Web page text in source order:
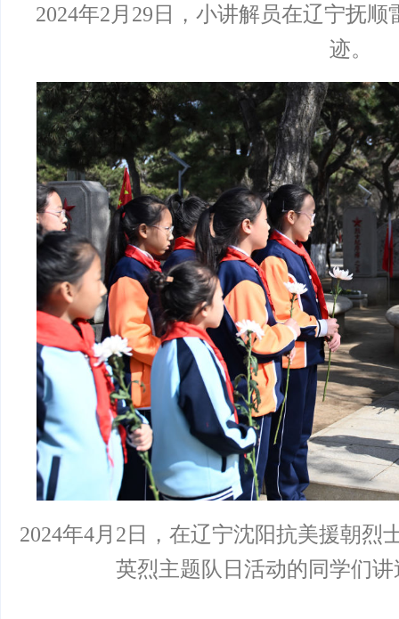
2024年2月29日，小讲解员在辽宁抚
迹。
2024年4月2日，在辽宁沈阳抗美援朝烈
英烈主题队日活动的同学们